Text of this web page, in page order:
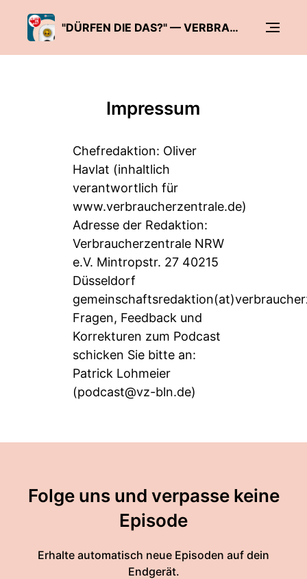
"DÜRFEN DIE DAS?" — VERBRAUCHERSCHUTZ IN ALLER TIEFE
Impressum
Chefredaktion: Oliver
Havlat (inhaltlich
verantwortlich für
www.verbraucherzentrale.de)
Adresse der Redaktion:
Verbraucherzentrale NRW
e.V. Mintropstr. 27 40215
Düsseldorf
Fragen, Feedback und
Korrekturen zum Podcast
schicken Sie bitte an:
Patrick Lohmeier
(podcast@vz-bln.de)
Folge uns und verpasse keine
Episode
Erhalte automatisch neue Episoden auf dein
Endgerät.